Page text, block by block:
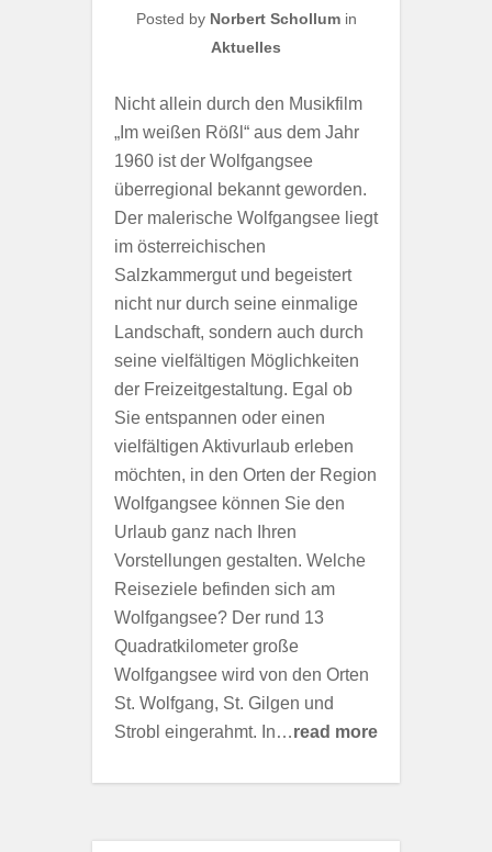
Posted by Norbert Schollumin
Aktuelles
Nicht allein durch den Musikfilm
„Im weißen Rößl“ aus dem Jahr
1960 ist der Wolfgangsee
überregional bekannt geworden.
Der malerische Wolfgangsee liegt
im österreichischen
Salzkammergut und begeistert
nicht nur durch seine einmalige
Landschaft, sondern auch durch
seine vielfältigen Möglichkeiten
der Freizeitgestaltung. Egal ob
Sie entspannen oder einen
vielfältigen Aktivurlaub erleben
möchten, in den Orten der Region
Wolfgangsee können Sie den
Urlaub ganz nach Ihren
Vorstellungen gestalten. Welche
Reiseziele befinden sich am
Wolfgangsee? Der rund 13
Quadratkilometer große
Wolfgangsee wird von den Orten
St. Wolfgang, St. Gilgen und
Strobl eingerahmt. In…read more